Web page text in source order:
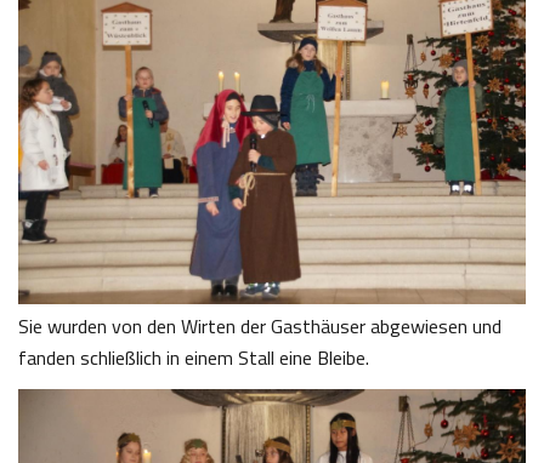
Sie wurden von den Wirten der Gasthäuser abgewiesen und
fanden schließlich in einem Stall eine Bleibe.